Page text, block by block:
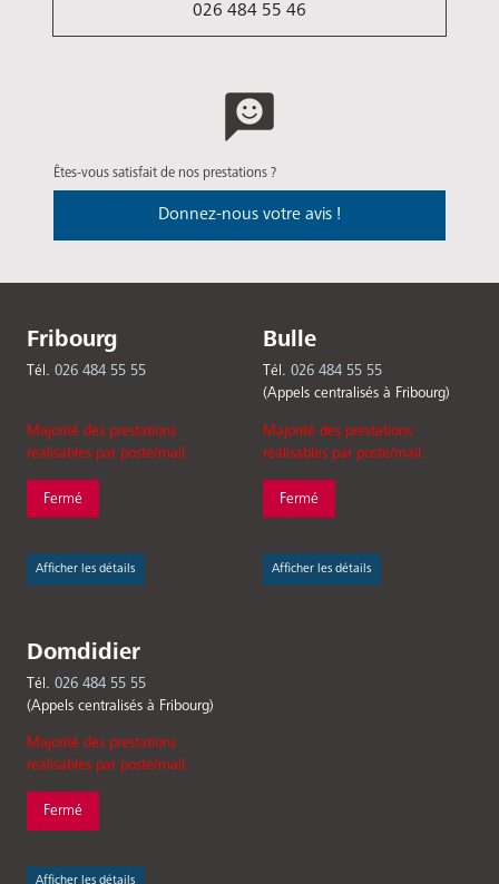
026 484 55 46
Êtes-vous satisfait de nos prestations ?
Donnez-nous votre avis !
Fribourg
Tél. 026 484 55 55
Majorité des prestations
réalisables par poste/mail.
Fermé
Afficher les détails
Bulle
Tél. 026 484 55 55
(Appels centralisés à Fribourg)
Majorité des prestations
réalisables par poste/mail.
Fermé
Afficher les détails
Domdidier
Tél. 026 484 55 55
(Appels centralisés à Fribourg)
Majorité des prestations
réalisables par poste/mail.
Fermé
Afficher les détails